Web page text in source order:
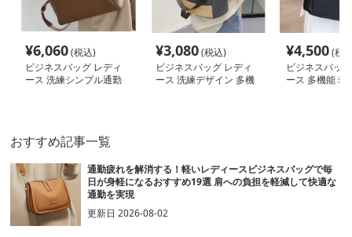
¥6,060(税込)
ビジネスバッグ レディ
ース 洗練シンプル通勤
¥3,080(税込)
ビジネスバッグ レディ
ース 洗練デザイン 多機
¥4,500(税
ビジネスバッ
ース 多機能ミ
おすすめ記事一覧
通勤疲れを解消する！軽いレディースビジネスバッグで毎
日が身軽になるおすすめ19選 肩への負担を軽減して快適な
通勤を実現
更新日2026-08-02